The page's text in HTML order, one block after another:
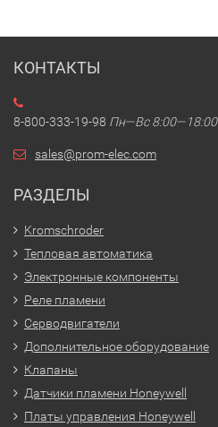
КОНТАКТЫ
8-800-333-19-98 Пн—Вс 8:00—18:00
sales@prom-elec.com
РАЗДЕЛЫ
Kromschroder
Тепловая автоматика
Электронные компоненты
Реле пламени
Серводвигатели
Дополнительное оборудование
Клапаны
Датчики пламени Honeywell
Платы управления Honeywell